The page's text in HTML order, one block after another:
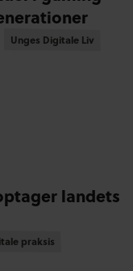
Unges Digitale Liv
Unges Digitale Liv
landets
praksis
praksis